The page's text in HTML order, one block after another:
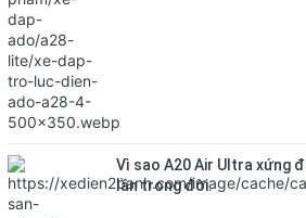
Vì sao A20 Air Ultra xứng
lần trong đời.